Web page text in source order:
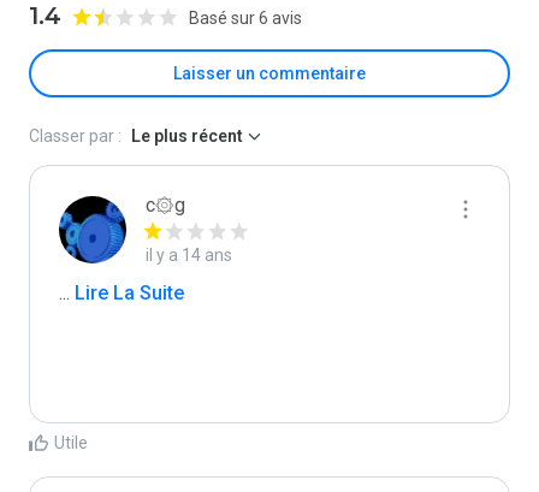
1.4 Basé sur 6 avis
Laisser un commentaire
Classer par : Le plus récent
c۞g
il y a 14 ans
... Lire La Suite
Utile